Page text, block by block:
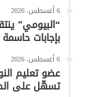
6 أغسطس، 2026
“البيومي”
بإجابات
6 أغسطس، 2026
عضو تعليم
تسهّل على